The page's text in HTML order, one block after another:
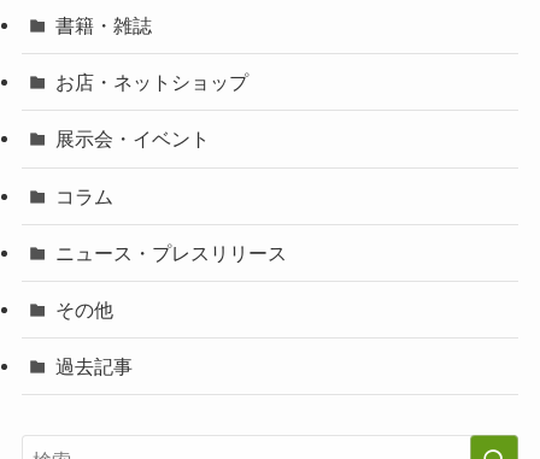
書籍・雑誌
お店・ネットショップ
展示会・イベント
コラム
ニュース・プレスリリース
その他
過去記事